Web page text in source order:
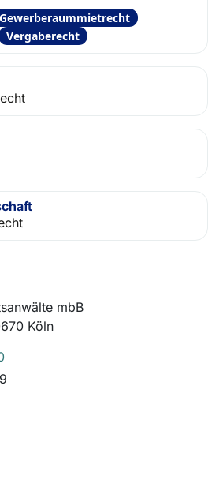
mbB
Köln
Gewerberaummietrecht
Vergaberecht